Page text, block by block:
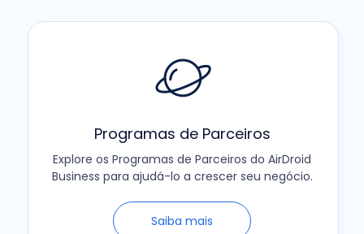
Programas de Parceiros
Explore os Programas de Parceiros do AirDroid
Business para ajudá-lo a crescer seu negócio.
Saiba mais